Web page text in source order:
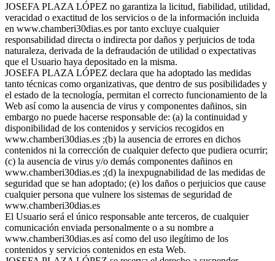
JOSEFA PLAZA LÓPEZ no garantiza la licitud, fiabilidad, utilidad,
veracidad o exactitud de los servicios o de la información incluida
en www.chamberi30dias.es por tanto excluye cualquier
responsabilidad directa o indirecta por daños y perjuicios de toda
naturaleza, derivada de la defraudación de utilidad o expectativas
que el Usuario haya depositado en la misma.
JOSEFA PLAZA LÓPEZ declara que ha adoptado las medidas
tanto técnicas como organizativas, que dentro de sus posibilidades y
el estado de la tecnología, permitan el correcto funcionamiento de la
Web así como la ausencia de virus y componentes dañinos, sin
embargo no puede hacerse responsable de: (a) la continuidad y
disponibilidad de los contenidos y servicios recogidos en
www.chamberi30dias.es ;(b) la ausencia de errores en dichos
contenidos ni la corrección de cualquier defecto que pudiera ocurrir;
(c) la ausencia de virus y/o demás componentes dañinos en
www.chamberi30dias.es ;(d) la inexpugnabilidad de las medidas de
seguridad que se han adoptado; (e) los daños o perjuicios que cause
cualquier persona que vulnere los sistemas de seguridad de
www.chamberi30dias.es
El Usuario será el único responsable ante terceros, de cualquier
comunicación enviada personalmente o a su nombre a
www.chamberi30dias.es así como del uso ilegítimo de los
contenidos y servicios contenidos en esta Web.